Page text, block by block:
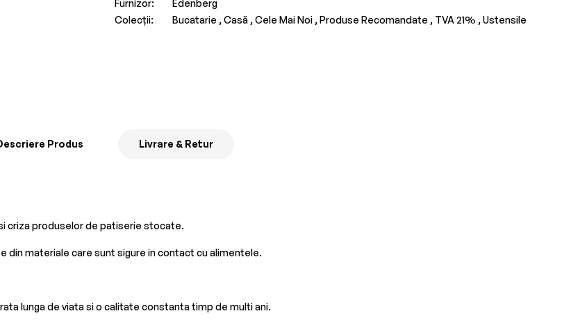
Furnizor:
Edenberg
Colecții:
Bucatarie , Casă , Cele Mai Noi , Produse Recomandate , TVA 21% , Ustensile
Produs Livrare & Retur
criza produselor de patiserie stocate.
materiale care sunt sigure in contact cu alimentele.
lunga de viata si o calitate constanta timp de multi ani.